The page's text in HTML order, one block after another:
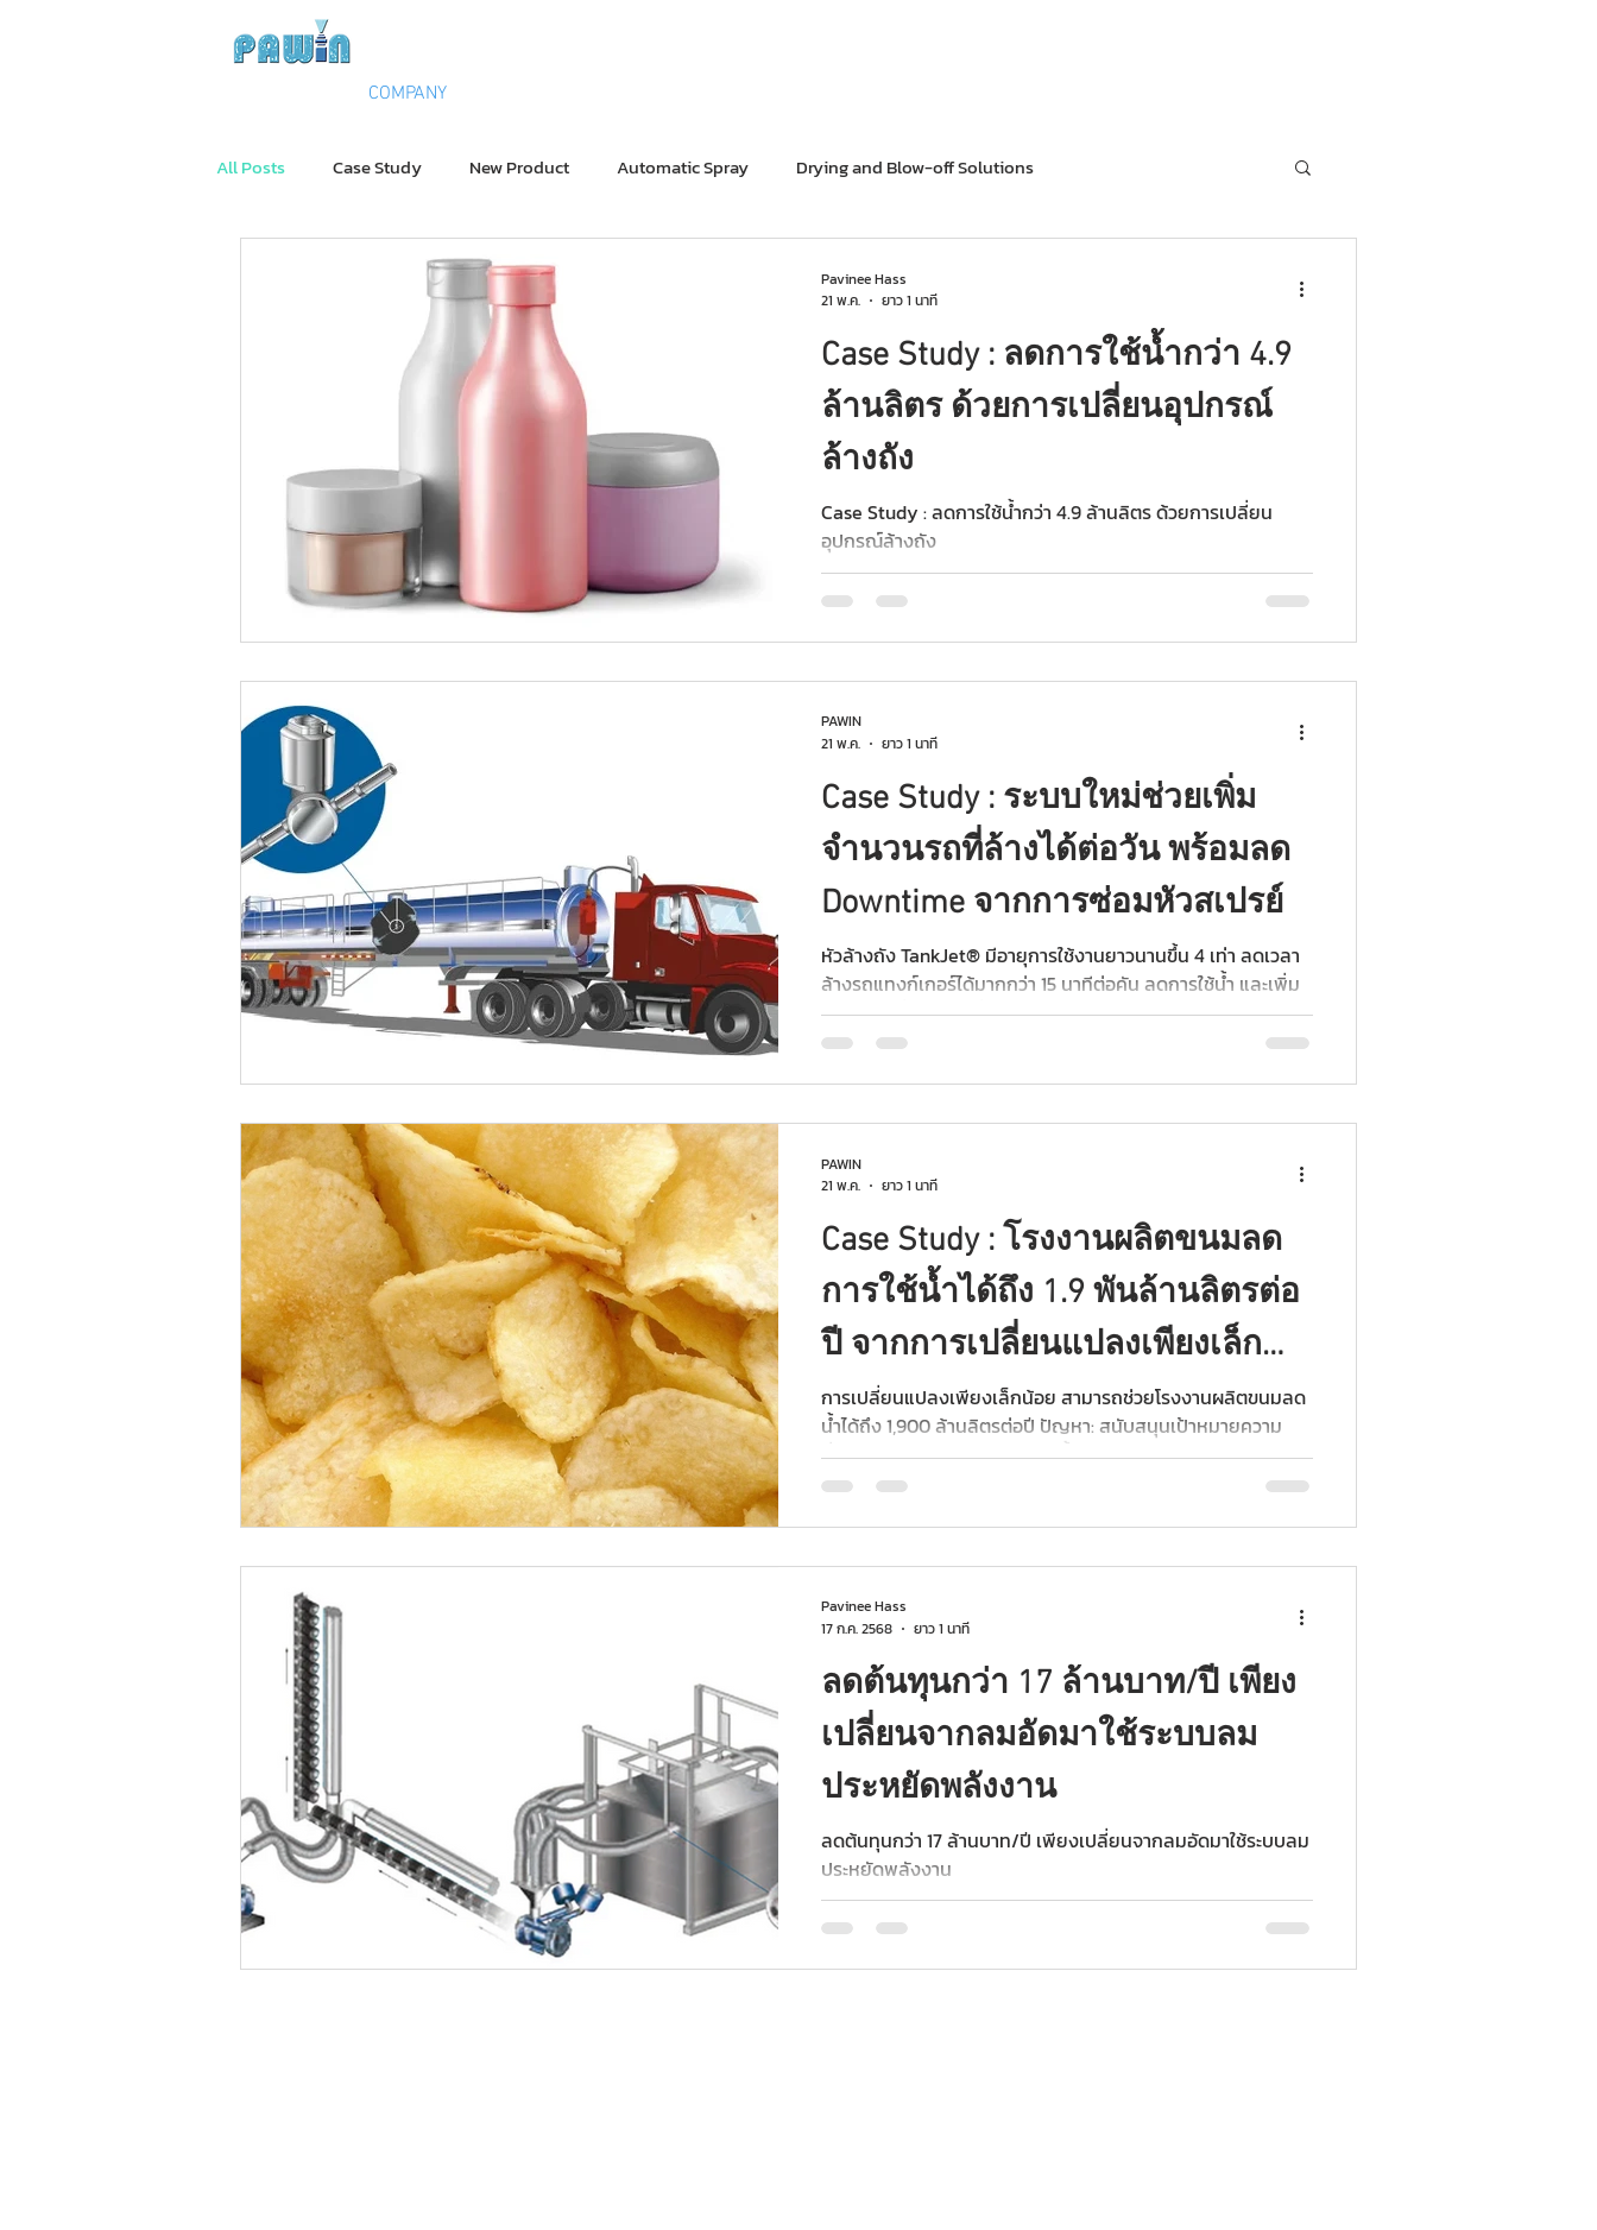
COMPANY
All Posts Case Study New Product Automatic Spray Drying and Blow-off Solutions
Case Study : ลดการใช้น้ำกว่า 4.9
ล้านลิตร ด้วยการเปลี่ยนอุปกรณ์
ล้างถัง
Case Study : ลดการใช้น้ำกว่า 4.9 ล้านลิตร ด้วยการเปลี่ยน
อุปกรณ์ล้างถัง
Pavinee Hass
21 พ.ค.
ยาว 1 นาที
Case Study : ระบบใหม่ช่วยเพิ่ม
จำนวนรถที่ล้างได้ต่อวัน พร้อมลด
Downtime จากการซ่อมหัวสเปรย์
หัวล้างถัง TankJet® มีอายุการใช้งานยาวนานขึ้น 4 เท่า ลดเวลา
ล้างรถแทงก์เกอร์ได้มากกว่า 15 นาทีต่อคัน ลดการใช้น้ำ และเพิ่ม
จำนวนรถที่ล้างได้เฉลี่ย 3 คันต่อกะ
PAWIN
21 พ.ค.
ยาว 1 นาที
Case Study : โรงงานผลิตขนมลด
การใช้น้ำได้ถึง 1.9 พันล้านลิตรต่อ
ปี จากการเปลี่ยนแปลงเพียงเล็ก
น้อย
การเปลี่ยนแปลงเพียงเล็กน้อย สามารถช่วยโรงงานผลิตขนมลด
น้ำได้ถึง 1,900 ล้านลิตรต่อปี ปัญหา: สนับสนุนเป้าหมายความ
ยั่งยืนขององค์กรด้วยการลดใช้น้ำลง 25% ภายในปี 2025
อุตสาหกรรมแปรรูปอาหารเป็นหนึ่งในอุตสาหกรรมที่ใช้น้ำสูงที่สุด
ขบเคี้ยวแห่งหนึ่ง ซึ่งให้ความสำคัญกับความยั่งยืน โดยค้นหา
แนวทางลดการใช้น้ำในกระบวนการผลิต จากการตรวจสอบการใช้
น้ำเบื้องต้นในหนึ่งในโรงงานของลูกค้า..
PAWIN
21 พ.ค.
ยาว 1 นาที
ลดต้นทุนกว่า 17 ล้านบาท/ปี เพียง
เปลี่ยนจากลมอัดมาใช้ระบบลม
ประหยัดพลังงาน
ลดต้นทุนกว่า 17 ล้านบาท/ปี เพียงเปลี่ยนจากลมอัดมาใช้ระบบลม
ประหยัดพลังงาน
Pavinee Hass
17 ก.ค. 2568
ยาว 1 นาที